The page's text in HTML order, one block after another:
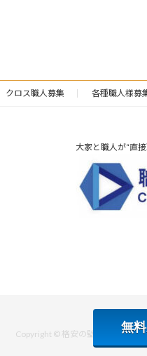
クロス職人募集 各種職人様募
大家と職人が“直
Copyright © 格安の壁紙・クロス
無